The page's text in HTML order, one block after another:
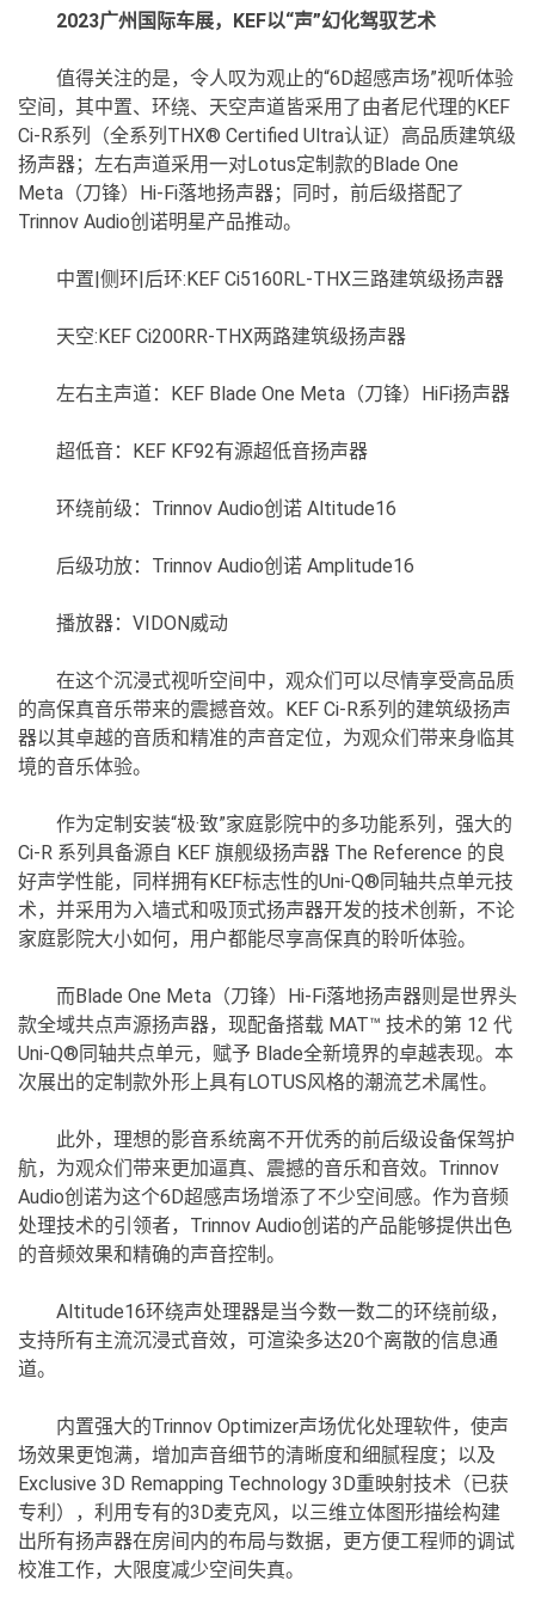
2023广州国际车展，KEF以“声”幻化驾驭艺术
值得关注的是，令人叹为观止的“6D超感声场”视听体验
空间，其中置、环绕、天空声道皆采用了由者尼代理的KEF
Ci-R系列（全系列THX® Certified Ultra认证）高品质建筑级
扬声器；左右声道采用一对Lotus定制款的Blade One
Meta（刀锋）Hi-Fi落地扬声器；同时，前后级搭配了
Trinnov Audio创诺明星产品推动。
中置|侧环|后环:KEF Ci5160RL-THX三路建筑级扬声器
天空:KEF Ci200RR-THX两路建筑级扬声器
左右主声道：KEF Blade One Meta（刀锋）HiFi扬声器
超低音：KEF KF92有源超低音扬声器
环绕前级：Trinnov Audio创诺 Altitude16
后级功放：Trinnov Audio创诺 Amplitude16
播放器：VIDON威动
在这个沉浸式视听空间中，观众们可以尽情享受高品质
的高保真音乐带来的震撼音效。KEF Ci-R系列的建筑级扬声
器以其卓越的音质和精准的声音定位，为观众们带来身临其
境的音乐体验。
作为定制安装“极·致”家庭影院中的多功能系列，强大的
Ci-R 系列具备源自 KEF 旗舰级扬声器 The Reference 的良
好声学性能，同样拥有KEF标志性的Uni-Q®同轴共点单元技
术，并采用为入墙式和吸顶式扬声器开发的技术创新，不论
家庭影院大小如何，用户都能尽享高保真的聆听体验。
而Blade One Meta（刀锋）Hi-Fi落地扬声器则是世界头
款全域共点声源扬声器，现配备搭载 MAT™ 技术的第 12 代
Uni-Q®同轴共点单元，赋予 Blade全新境界的卓越表现。本
次展出的定制款外形上具有LOTUS风格的潮流艺术属性。
此外，理想的影音系统离不开优秀的前后级设备保驾护
航，为观众们带来更加逼真、震撼的音乐和音效。Trinnov
Audio创诺为这个6D超感声场增添了不少空间感。作为音频
处理技术的引领者，Trinnov Audio创诺的产品能够提供出色
的音频效果和精确的声音控制。
Altitude16环绕声处理器是当今数一数二的环绕前级，
支持所有主流沉浸式音效，可渲染多达20个离散的信息通
道。
内置强大的Trinnov Optimizer声场优化处理软件，使声
场效果更饱满，增加声音细节的清晰度和细腻程度；以及
Exclusive 3D Remapping Technology 3D重映射技术（已获
专利），利用专有的3D麦克风，以三维立体图形描绘构建
出所有扬声器在房间内的布局与数据，更方便工程师的调试
校准工作，大限度减少空间失真。